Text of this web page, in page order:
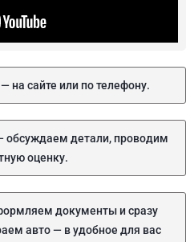
на сайте или по телефону.
детали, проводим
оценку.
документы и сразу
авто — в удобное для вас